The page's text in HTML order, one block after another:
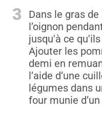
3
Dans le gras
l’oignon
jusqu'à ce
Ajouter les
demi en
l’aide d’une
légumes dans
four munie